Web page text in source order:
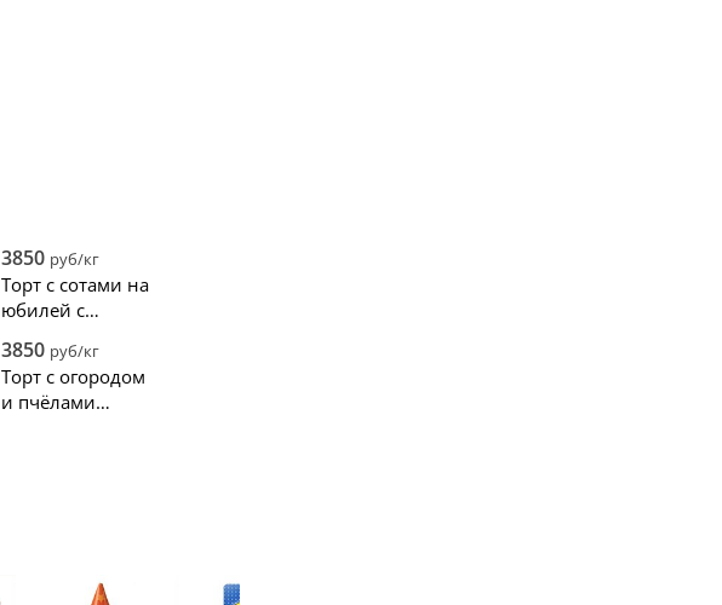
3850 руб/кг
Торт с сотами на
юбилей с
3850 руб/кг
Торт с огородом
и пчёлами